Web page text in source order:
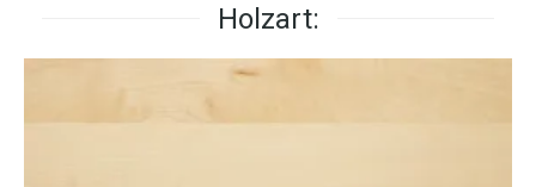
Holzart: